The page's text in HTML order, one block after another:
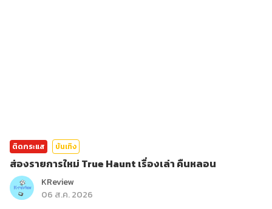
ติดกระแส บันเทิง
ส่องรายการใหม่ True Haunt เรื่องเล่า คืนหลอน
KReview
06 ส.ค. 2026